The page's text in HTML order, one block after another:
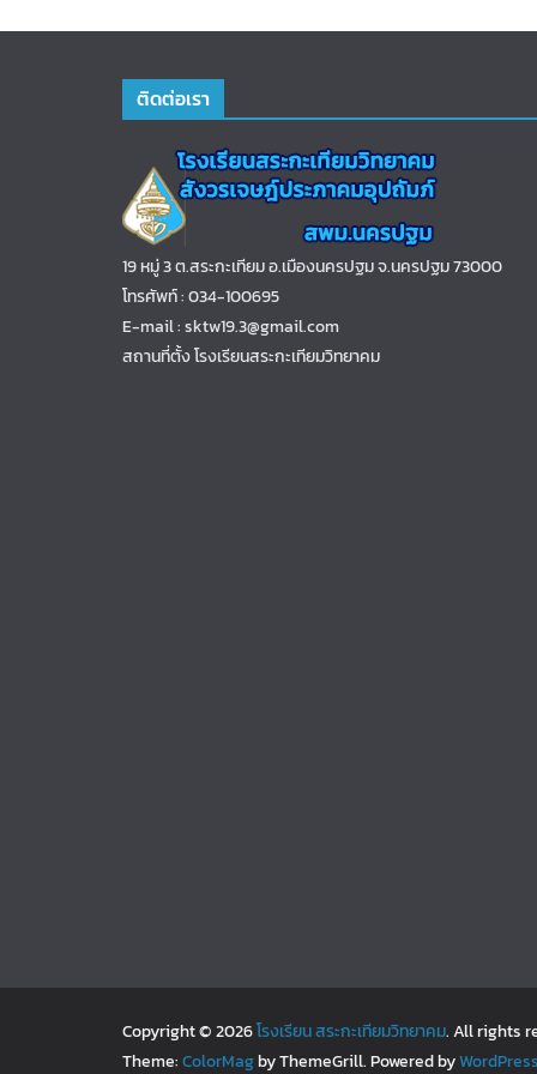
ติดต่อเรา
19 หมู่ 3 ต.สระกะเทียม อ.เมืองนครปฐม จ.นครปฐม 73000
โทรศัพท์ : 034-100695
E-mail : sktw19.3@gmail.com
สถานที่ตั้ง โรงเรียนสระกะเทียมวิทยาคม
Copyright © 2026โรงเรียน สระกะเทียมวิทยาคม. All rights
Theme:ColorMagby ThemeGrill. Powered byWordPress